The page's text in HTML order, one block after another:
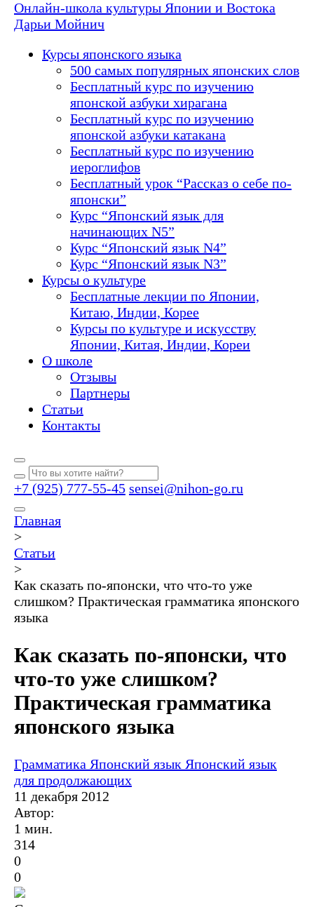
Онлайн-школа культуры Японии и Востока
Дарьи Мойнич
Курсы японского языка
500 самых популярных японских слов
Бесплатный курс по изучению
японской азбуки хирагана
Бесплатный курс по изучению
японской азбуки катакана
Бесплатный курс по изучению
иероглифов
Бесплатный урок “Рассказ о себе по-
японски”
Курс “Японский язык для
начинающих N5”
Курс “Японский язык N4”
Курс “Японский язык N3”
Курсы о культуре
Бесплатные лекции по Японии,
Китаю, Индии, Корее
Курсы по культуре и искусству
Японии, Китая, Индии, Кореи
О школе
Отзывы
Партнеры
Статьи
Контакты
+7 (925) 777-55-45 sensei@nihon-go.ru
Главная
>
Статьи
>
Как сказать по-японски, что что-то уже
слишком? Практическая грамматика японского
языка
Как сказать по-японски, что
что-то уже слишком?
Практическая грамматика
японского языка
Грамматика Японский язык Японский язык
для продолжающих
11 декабря 2012
Автор:
1 мин.
314
0
0